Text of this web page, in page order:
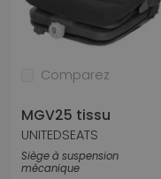
Comparez
MGV25 tissu
UNITEDSEATS
Siège à suspension
mécanique